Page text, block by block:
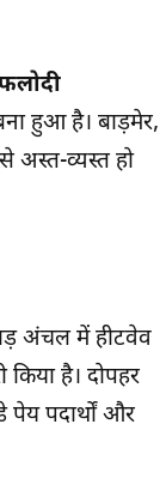
हुआ है। बाड़मेर,
व्यस्त हो
अंचल में हीटवेव
है। दोपहर
पदार्थों और